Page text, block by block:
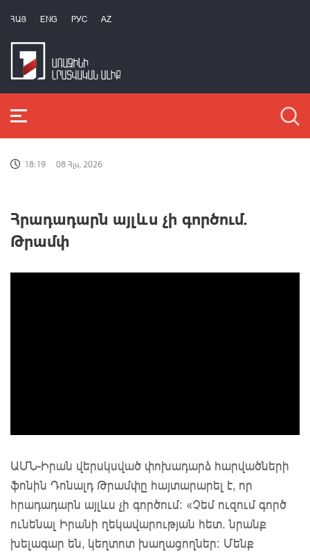
ՀԱՅ ENG РУС AZ
18:19 08 Հլս, 2026
Հրադադարն այլևս չի գործում.
Թրամփ
ԱՄՆ-Իրան վերսկսված փոխադարձ հարվածների
ֆոնին Դոնալդ Թրամփը հայտարարել է, որ
հրադադարն այլևս չի գործում: «Չեմ ուզում գործ
ունենալ Իրանի ղեկավարության հետ. նրանք
խելագար են, կեղտոտ խաղացողներ: Մենք